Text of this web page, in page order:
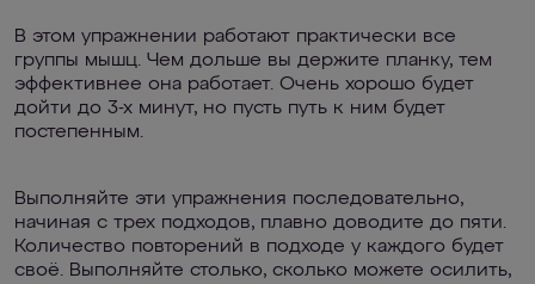
В этом упражнении работают практически все
группы мышц. Чем дольше вы держите планку, тем
эффективнее она работает. Очень хорошо будет
дойти до 3-х минут, но пусть путь к ним будет
постепенным.
Выполняйте эти упражнения последовательно,
начиная с трех подходов, плавно доводите до пяти.
Количество повторений в подходе у каждого будет
своё. Выполняйте столько, сколько можете осилить,